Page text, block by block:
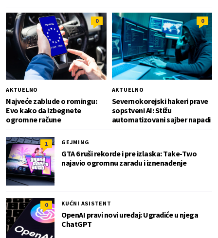
0
AKTUELNO
Najveće zablude o romingu:
Evo kako da izbegnete
ogromne račune
0
AKTUELNO
Severnokorejski hakeri prave
sopstveni AI: Stižu
automatizovani sajber napadi
1 GEJMING
GTA 6 ruši rekorde i pre izlaska: Take-Two
najavio ogromnu zaradu i iznenađenje
0 KUĆNI ASISTENT
OpenAI pravi novi uređaj: Ugradiće u njega
ChatGPT